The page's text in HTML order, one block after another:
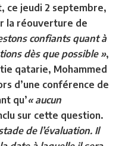
ce jeudi 2 septembre,
la réouverture de
confiants quant à
dès que possible »,
qatarie, Mohammed
d’une conférence de
qu’« aucun
sur cette question.
de l’évaluation. Il